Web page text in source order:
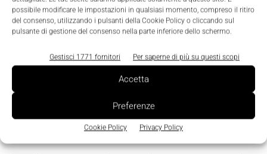
possibile modificare le impostazioni in qualsiasi momento, compreso il ritiro
del consenso, utilizzando i pulsanti della Cookie Policy o cliccando sul
pulsante di gestione del consenso nella parte inferiore dello schermo.
Gestisci 1771 fornitori Per saperne di più su questi scopi
Accetta
Preferenze
Cookie Policy Privacy Policy
do il consenso al trattamento dei dati da parte di